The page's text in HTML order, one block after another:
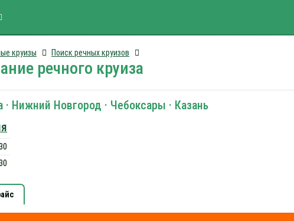
круизы Поиск речных круизов
речного круиза
Нижний Новгород · Чебоксары · Казань